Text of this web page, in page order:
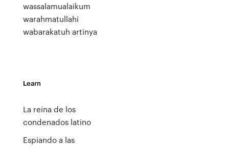
wassalamualaikum
warahmatullahi
wabarakatuh artinya
Learn
La reina de los
condenados latino
Espiando a las